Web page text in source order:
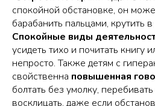
спокойной обстановке, он
барабанить пальцами, крутить
Спокойные виды
усидеть тихо и почитать книгу
непросто. Также детям с
свойственна повышенная
болтать без умолку,
восклицать, даже если